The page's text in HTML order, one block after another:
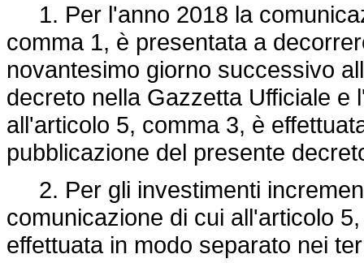
1. Per l'anno 2018 la
comma 1, è presentata a
novantesimo giorno successivo
decreto nella Gazzetta Ufficiale e
all'articolo 5, comma 3, è
pubblicazione del presente
2. Per gli investimenti
comunicazione di cui all'articolo
effettuata in modo separato nei